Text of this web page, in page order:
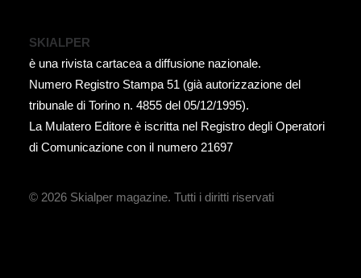
SKIALPER
è una rivista cartacea a diffusione nazionale.
Numero Registro Stampa 51 (già autorizzazione del
tribunale di Torino n. 4855 del 05/12/1995).
La Mulatero Editore è iscritta nel Registro degli Operatori
di Comunicazione con il numero 21697
© 2026 Skialper magazine. Tutti i diritti riservati